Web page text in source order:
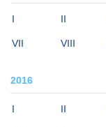
I II
VII VIII
2016
I II